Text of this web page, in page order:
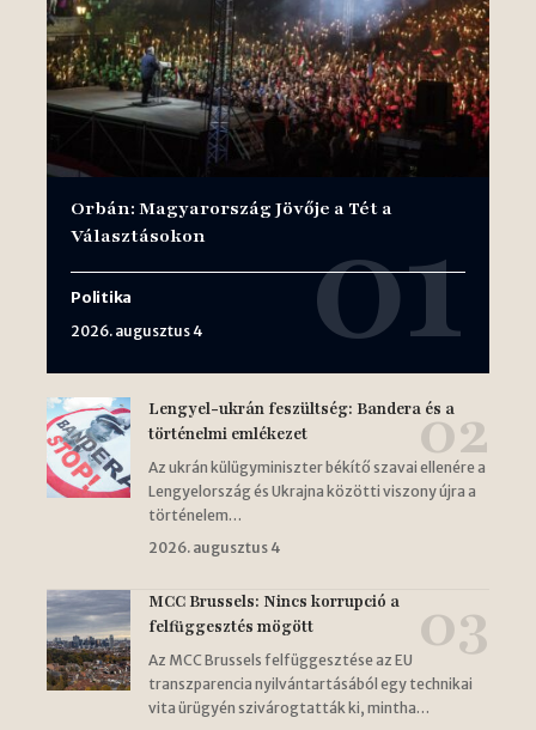
Orbán: Magyarország Jövője a Tét a
Választásokon
Politika
2026. augusztus 4
Lengyel-ukrán feszültség: Bandera és a
történelmi emlékezet
Az ukrán külügyminiszter békítő szavai ellenére a
Lengyelország és Ukrajna közötti viszony újra a
történelem…
2026. augusztus 4
MCC Brussels: Nincs korrupció a
felfüggesztés mögött
Az MCC Brussels felfüggesztése az EU
transzparencia nyilvántartásából egy technikai
vita ürügyén szivárogtatták ki, mintha…